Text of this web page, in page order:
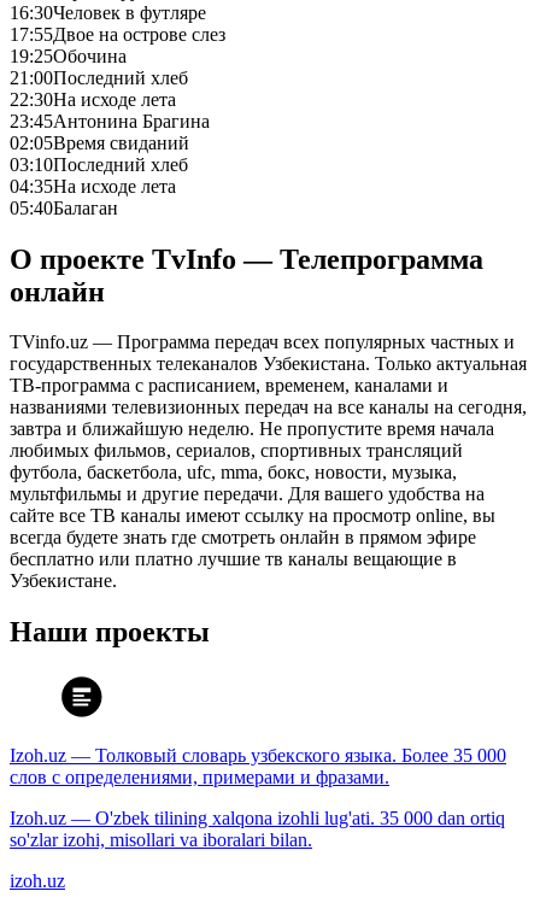
16:30Человек в футляре
17:55Двое на острове слез
19:25Обочина
21:00Последний хлеб
22:30На исходе лета
23:45Антонина Брагина
02:05Время свиданий
03:10Последний хлеб
04:35На исходе лета
05:40Балаган
О проекте TvInfo — Телепрограмма
онлайн
TVinfo.uz — Программа передач всех популярных частных и
государственных телеканалов Узбекистана. Только актуальная
ТВ-программа с расписанием, временем, каналами и
названиями телевизионных передач на все каналы на сегодня,
завтра и ближайшую неделю. Не пропустите время начала
любимых фильмов, сериалов, спортивных трансляций
футбола, баскетбола, ufc, mma, бокс, новости, музыка,
мультфильмы и другие передачи. Для вашего удобства на
сайте все ТВ каналы имеют ссылку на просмотр online, вы
всегда будете знать где смотреть онлайн в прямом эфире
бесплатно или платно лучшие тв каналы вещающие в
Узбекистане.
Наши проекты
Izoh.uz — Толковый словарь узбекского языка. Более 35 000
слов с определениями, примерами и фразами.
Izoh.uz — O'zbek tilining xalqona izohli lug'ati. 35 000 dan ortiq
so'zlar izohi, misollari va iboralari bilan.
izoh.uz